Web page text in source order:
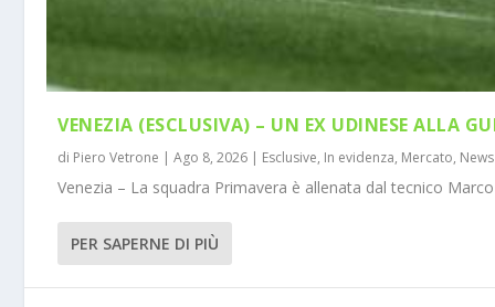
VENEZIA (ESCLUSIVA) – UN EX UDINESE ALLA
di Piero Vetrone |Ago 8, 2026 | Esclusive, In evidenza, Mercato, News
Venezia – La squadra Primavera è allenata dal tecnico
PER SAPERNE DI PIÙ